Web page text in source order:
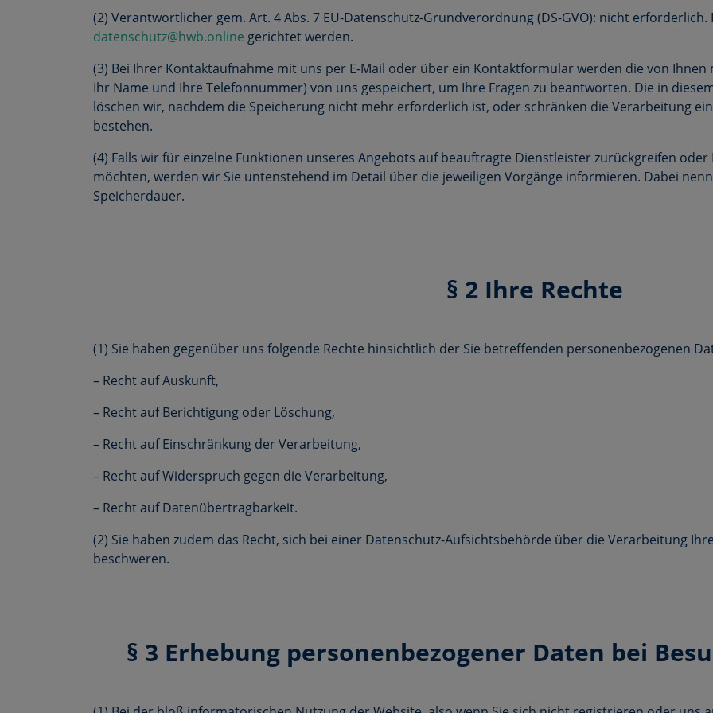
(2) Verantwortlicher gem. Art. 4 Abs. 7 EU-Datenschutz-Grundverordnung (DS-GVO): nicht
datenschutz@hwb.online gerichtet werden.
(3) Bei Ihrer Kontaktaufnahme mit uns per E-Mail oder über ein Kontaktformular werden die von Ihnen
Ihr Name und Ihre Telefonnummer) von uns gespeichert, um Ihre Fragen zu beantworten. Die in
löschen wir, nachdem die Speicherung nicht mehr erforderlich ist, oder schränken die Verarbeitung
bestehen.
(4) Falls wir für einzelne Funktionen unseres Angebots auf beauftragte Dienstleister zurückgreifen
möchten, werden wir Sie untenstehend im Detail über die jeweiligen Vorgänge informieren. Dabei
Speicherdauer.
§ 2 Ihre Rechte
(1) Sie haben gegenüber uns folgende Rechte hinsichtlich der Sie betreffenden personenbezogenen
– Recht auf Auskunft,
– Recht auf Berichtigung oder Löschung,
– Recht auf Einschränkung der Verarbeitung,
– Recht auf Widerspruch gegen die Verarbeitung,
– Recht auf Datenübertragbarkeit.
(2) Sie haben zudem das Recht, sich bei einer Datenschutz-Aufsichtsbehörde über die Verarbeitung
beschweren.
§ 3 Erhebung personenbezogener Daten bei